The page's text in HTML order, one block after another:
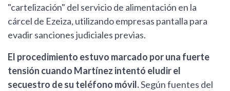
"cartelización" del servicio de alimentación en la
cárcel de Ezeiza, utilizando empresas pantalla para
evadir sanciones judiciales previas.
El procedimiento estuvo marcado por una fuerte
tensión cuando Martínez intentó eludir el
secuestro de su teléfono móvil.Según fuentes del